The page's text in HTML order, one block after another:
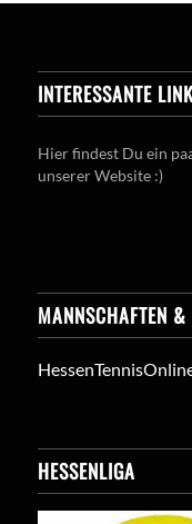
INTERESSANTE
Hier findest Du ein
unserer Website :)
MANNSCHAFTEN &
HESSENLIGA